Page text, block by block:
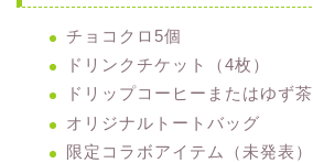
チョコクロ5個
ドリンクチケット（4枚）
ドリップコーヒーまたはゆず茶
オリジナルトートバッグ
限定コラボアイテム（未発表）